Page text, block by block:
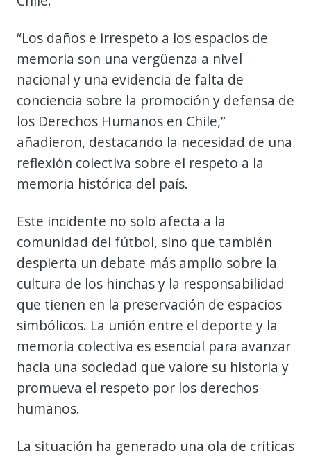
“Los daños e irrespeto a los espacios de
memoria son una vergüenza a nivel
nacional y una evidencia de falta de
conciencia sobre la promoción y defensa de
los Derechos Humanos en Chile,”
añadieron, destacando la necesidad de una
reflexión colectiva sobre el respeto a la
memoria histórica del país.
Este incidente no solo afecta a la
comunidad del fútbol, sino que también
despierta un debate más amplio sobre la
cultura de los hinchas y la responsabilidad
que tienen en la preservación de espacios
simbólicos. La unión entre el deporte y la
memoria colectiva es esencial para avanzar
hacia una sociedad que valore su historia y
promueva el respeto por los derechos
humanos.
La situación ha generado una ola de críticas